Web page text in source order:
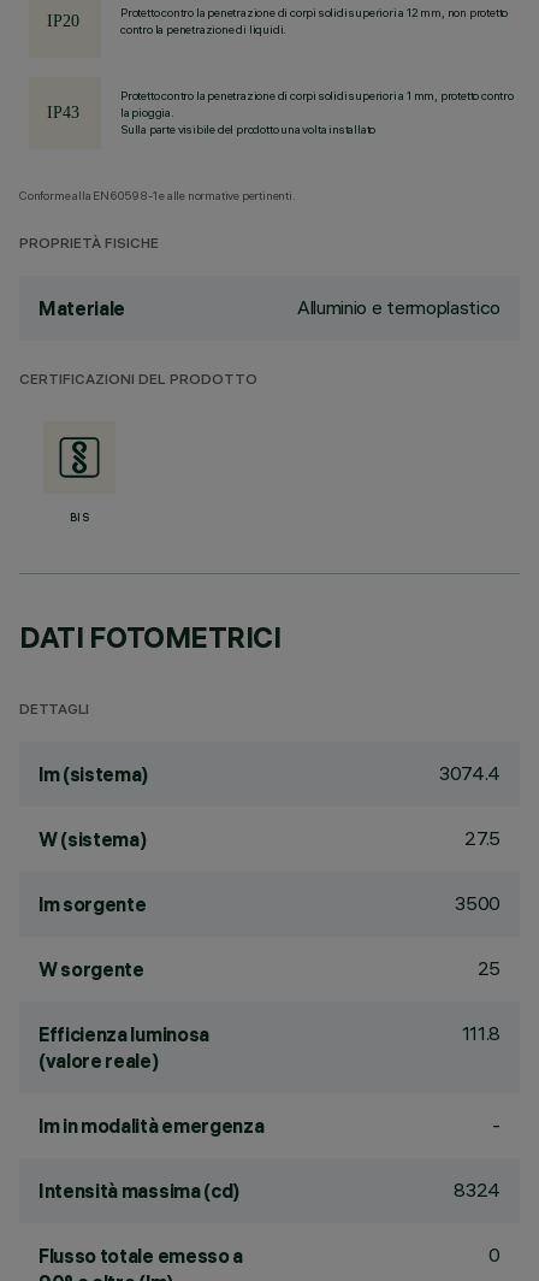
Protetto contro la penetrazione di corpi solidi superiori a 12 mm, non protetto
contro la penetrazione di liquidi.
Protetto contro la penetrazione di corpi solidi superiori a 1 mm, protetto contro
la pioggia.
Sulla parte visibile del prodotto una volta installato
Conforme alla EN60598-1 e alle normative pertinenti.
PROPRIETÀ FISICHE
Materiale Alluminio e termoplastico
CERTIFICAZIONI DEL PRODOTTO
BIS
DATI FOTOMETRICI
DETTAGLI
lm (sistema) 3074.4
W (sistema) 27.5
lm sorgente 3500
W sorgente 25
Efficienza luminosa
(valore reale)
111.8
lm in modalità emergenza -
Intensità massima (cd) 8324
Flusso totale emesso a
0